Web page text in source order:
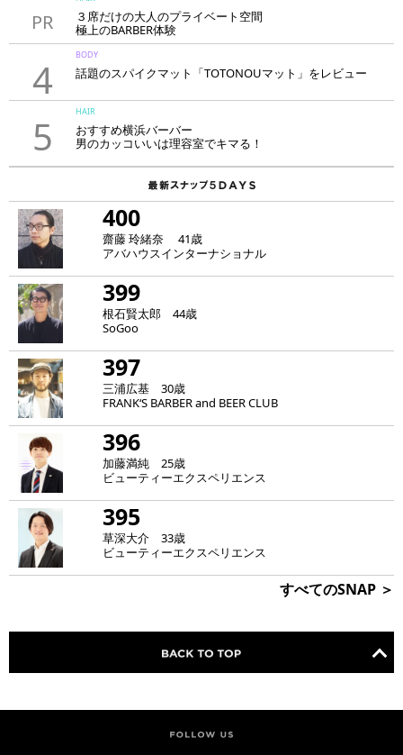
PR
３席だけの大人のプライベート空間
極上のBARBER体験
「LAVIE NEW STANDARD BARBER HANARE新宿店」
4
BODY
話題のスパイクマット「TOTONOUマット」をレビュー
5
HAIR
おすすめ横浜バーバー
男のカッコいいは理容室でキマる！
400
齋藤 玲緒奈 41歳
アバハウスインターナショナル
399
根石賢太郎 44歳
SoGoo
397
三浦広基 30歳
FRANK‘S BARBER and BEER CLUB
396
加藤満純 25歳
ビューティーエクスペリエンス
395
草深大介 33歳
ビューティーエクスペリエンス
すべてのSNAP ＞